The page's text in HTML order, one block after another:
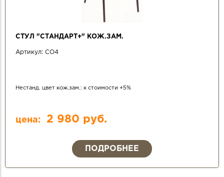
СТУЛ "СТАНДАРТ+" КОЖ.ЗАМ.
Артикул: СО4
Нестанд. цвет кож.зам.: к стоимости +5%
цена: 2 980 руб.
ПОДРОБНЕЕ